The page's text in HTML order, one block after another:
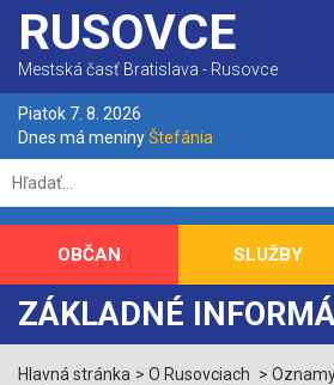
RUSOVCE
Mestská časť Bratislava - Rusovce
Piatok 7. 8. 2026
Dnes má meninyŠtefánia
ZÁKLADNÉ
OBČAN SLUŽBY
Hlavná stránka O Rusovciach